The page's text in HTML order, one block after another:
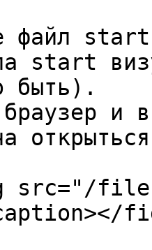
файл start
start
быть).
и
src="/